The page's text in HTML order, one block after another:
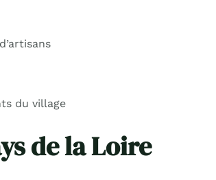
du village
de la Loire